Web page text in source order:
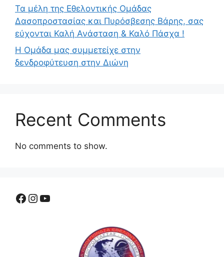
Τα μέλη της Εθελοντικής Ομάδας
Δασοπροστασίας και Πυρόσβεσης Βάρης, σας
εύχονται Καλή Ανάσταση & Καλό Πάσχα !
Η Ομάδα μας συμμετείχε στην
δενδροφύτευση στην Διώνη
Recent Comments
No comments to show.